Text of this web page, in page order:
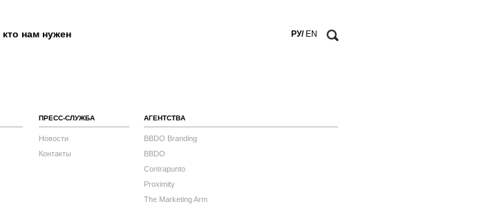
кто нам нужен РУ/ EN
ПРЕСС-СЛУЖБА
Новости
Контакты
АГЕНТСТВА
BBDO Branding
BBDO
Contrapunto
Proximity
The Marketing Arm